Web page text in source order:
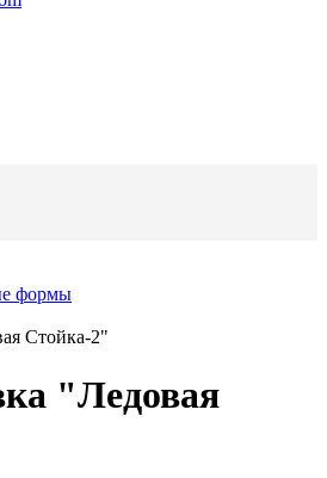
формы
Стойка-2"
"Ледовая